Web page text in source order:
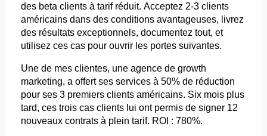
des beta clients à tarif réduit. Acceptez 2-3 clients
américains dans des conditions avantageuses, livrez
des résultats exceptionnels, documentez tout, et
utilisez ces cas pour ouvrir les portes suivantes.
Une de mes clientes, une agence de growth
marketing, a offert ses services à 50% de réduction
pour ses 3 premiers clients américains. Six mois plus
tard, ces trois cas clients lui ont permis de signer 12
nouveaux contrats à plein tarif. ROI : 780%.